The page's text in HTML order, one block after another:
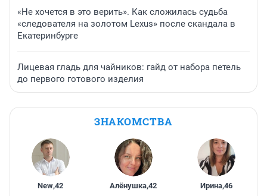
«Не хочется в это верить». Как сложилась судьба
«следователя на золотом Lexus» после скандала в
Екатеринбурге
Лицевая гладь для чайников: гайд от набора петель
до первого готового изделия
ЗНАКОМСТВА
New,42 Алёнушка,42 Ирина,46